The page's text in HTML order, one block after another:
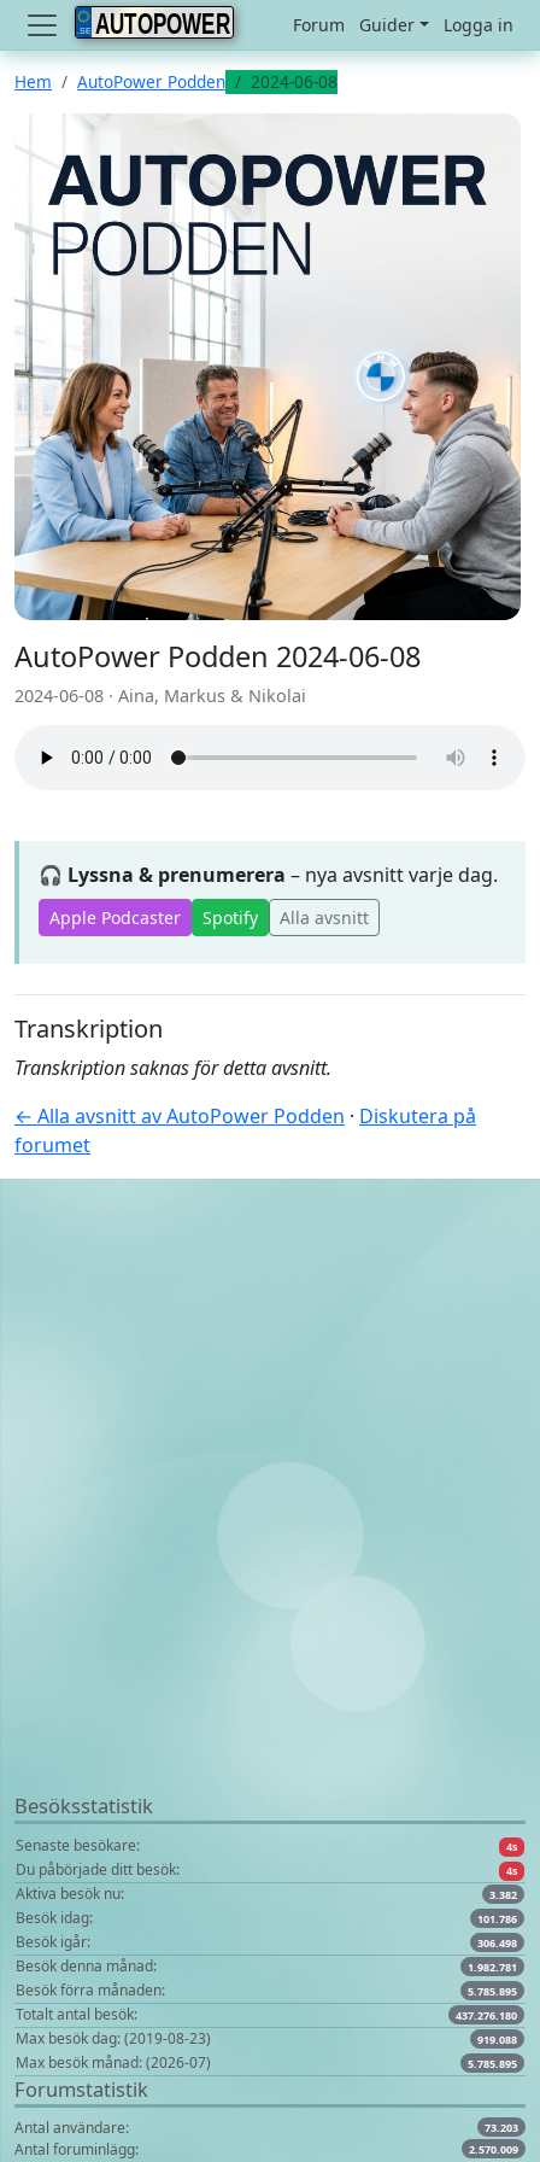
AUTOPOWER Forum Guider Logga in
Hem AutoPower Podden 2024-06-08
AutoPower Podden 2024-06-08
2024-06-08 · Aina, Markus & Nikolai
🎧 Lyssna & prenumerera – nya avsnitt varje dag.
Apple Podcaster Spotify Alla avsnitt
Transkription
Transkription saknas för detta avsnitt.
← Alla avsnitt av AutoPower Podden · Diskutera på
forumet
Besöksstatistik
Senaste besökare: 4s
Du påbörjade ditt besök: 4s
Aktiva besök nu: 3.382
Besök idag: 101.786
Besök igår: 306.498
Besök denna månad: 1.982.781
Besök förra månaden: 5.785.895
Totalt antal besök: 437.276.180
Max besök dag: (2019-08-23) 919.088
Max besök månad: (2026-07) 5.785.895
Forumstatistik
Antal användare: 73.203
Antal foruminlägg: 2.570.009